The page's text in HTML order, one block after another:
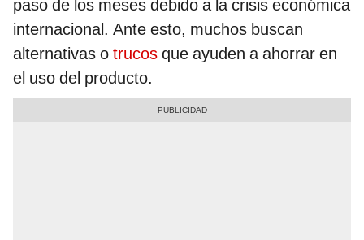
paso de los meses debido a la crisis económica
internacional. Ante esto, muchos buscan
alternativas o trucos que ayuden a ahorrar en
el uso del producto.